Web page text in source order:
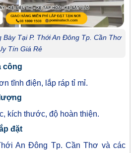
Tại P. Thới An Đông Tp. Cần Thơ
Tín Giá Rẻ
công
tĩnh điện, lắp ráp tỉ mỉ.
kích thước, độ hoàn thiện.
đặt
An Đông Tp. Cần Thơ và các